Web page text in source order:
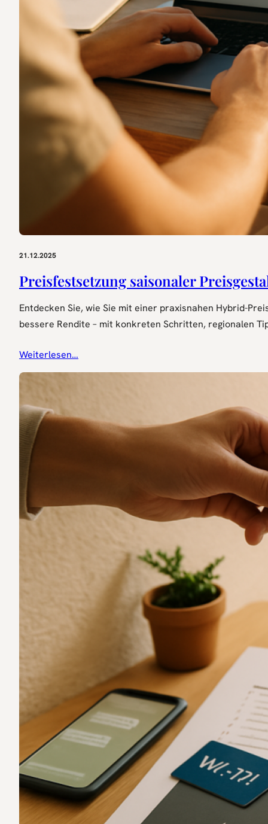
21.12.2025
Preisfestsetzung saisonaler
Entdecken Sie, wie Sie mit einer praxisnahen Hybrid-
bessere Rendite – mit konkreten Schritten, regionalen
Weiterlesen…